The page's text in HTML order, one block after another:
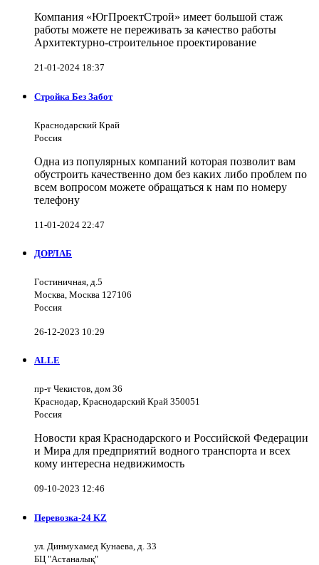
Компания «ЮгПроектСтрой» имеет большой стаж
работы можете не переживать за качество работы
Архитектурно-строительное проектирование
21-01-2024 18:37
Стройка Без Забот
Краснодарский Край
Россия
Одна из популярных компаний которая позволит вам
обустроить качественно дом без каких либо проблем по
всем вопросом можете обращаться к нам по номеру
телефону
11-01-2024 22:47
ДОРЛАБ
Гостиничная, д.5
Москва, Москва 127106
Россия
26-12-2023 10:29
ALLE
пр-т Чекистов, дом 36
Краснодар, Краснодарский Край 350051
Россия
Новости края Краснодарского и Российской Федерации
и Мира для предприятий водного транспорта и всех
кому интересна недвижимость
09-10-2023 12:46
Перевозка-24 KZ
ул. Динмухамед Кунаева, д. 33
БЦ "Астаналық"